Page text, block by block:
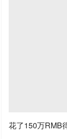
花了150万RMB